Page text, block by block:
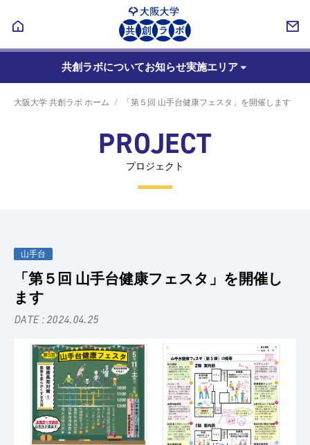
共創ラボについてお知らせ実施エリア
大阪大学 共創ラボ ホーム 「第５回 山手台健康フェスタ」を開催します
PROJECT
プロジェクト
山手台
「第５回 山手台健康フェスタ」を開催し
ます
DATE : 2024.04.25